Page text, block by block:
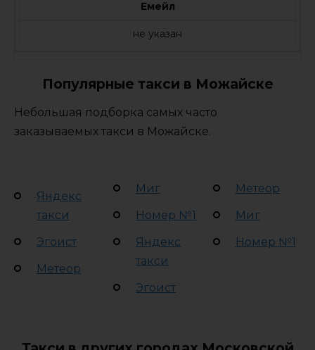
Емейл
не указан
Популярные такси в Можайске
Небольшая подборка самых часто
заказываемых такси в Можайске.
Яндекс
такси
Эгоист
Метеор
Миг
Номер №1
Яндекс
такси
Эгоист
Метеор
Миг
Номер №1